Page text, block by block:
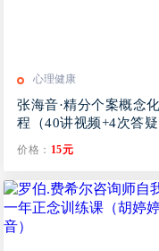
心理健康
张海音·精分个案概念
程（40讲视频+4次答疑
价格： 15元